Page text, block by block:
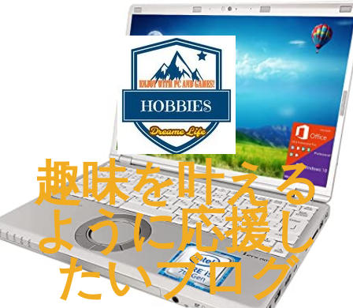
趣味を叶える
ように応援し
たいブログ